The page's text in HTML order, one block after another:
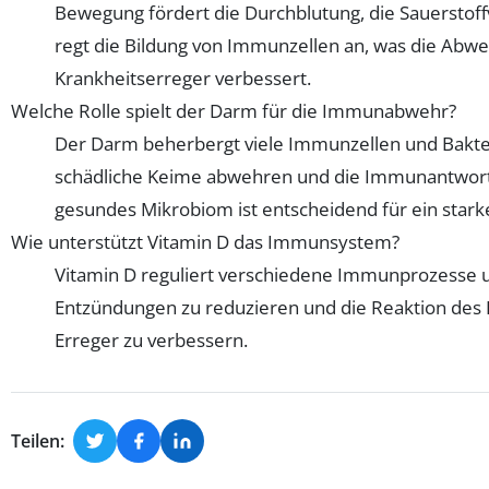
Bewegung fördert die Durchblutung, die
regt die Bildung von Immunzellen an, was die
Krankheitserreger verbessert.
Welche Rolle spielt der Darm für die Immunabwehr?
Der Darm beherbergt viele Immunzellen und
schädliche Keime abwehren und die
gesundes Mikrobiom ist entscheidend für ein
Wie unterstützt Vitamin D das Immunsystem?
Vitamin D reguliert verschiedene Immunprozesse
Entzündungen zu reduzieren und die Reaktion des
Erreger zu verbessern.
Teilen: